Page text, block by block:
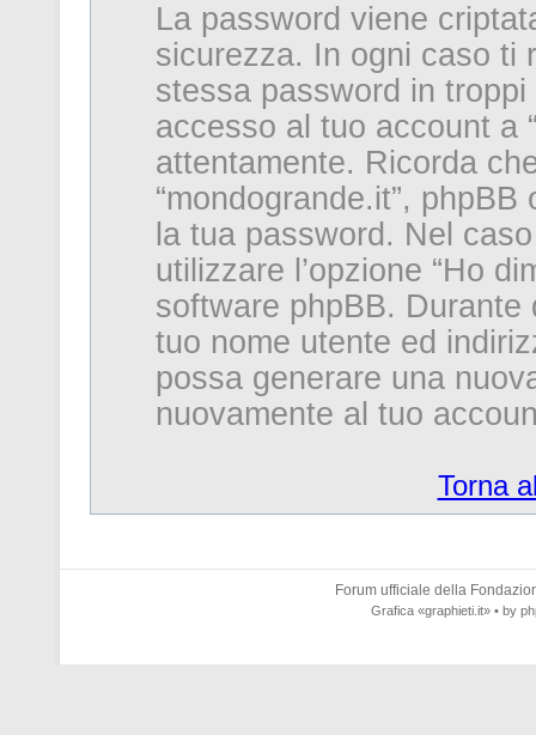
La password viene
sicurezza. In ogni caso ti
stessa password in
accesso al tuo account a
attentamente. Ricorda
“mondogrande.it”,
la tua password. Nel
utilizzare l’opzione “Ho
software phpBB.
tuo nome utente ed
possa generare una
nuovamente al tuo
Torna
Forum ufficiale della
Grafica «graphieti.it» • by